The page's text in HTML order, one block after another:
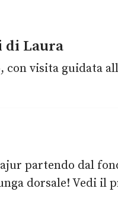
di Laura
con visita guidata
partendo dal
dorsale! Vedi il